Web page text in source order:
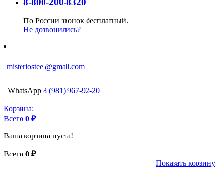
8-800-200-8320
По России звонок бесплатный.
Не дозвонились?
misteriosteel@gmail.com
WhatsApp 8 (981) 967-92-20
Корзина:
Всего 0 ₽
Ваша корзина пуста!
Всего 0 ₽
Показать корзину